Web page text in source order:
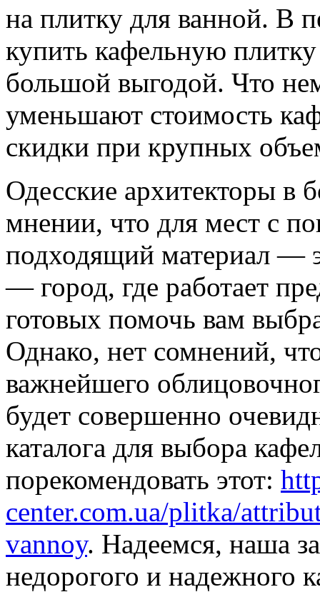
на плитку для ванной. В
купить кафельную
большой выгодой. Что
уменьшают стоимость
скидки при крупных
Одесские архитекторы в
мнении, что для мест с
подходящий материал —
— город, где работает
готовых помочь вам
Однако, нет сомнений,
важнейшего
будет совершенно
каталога для выбора
порекомендовать этот:
center.com.ua/plitka/
vannoy. Надеемся, наша
недорогого и надежного